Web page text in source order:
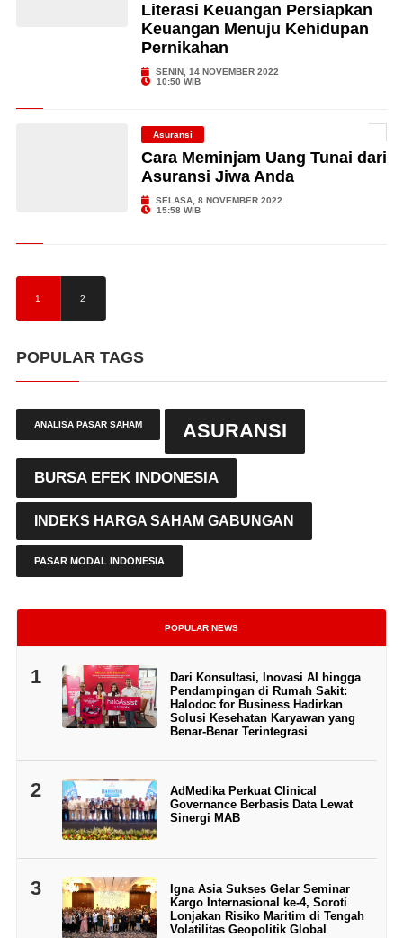
Literasi Keuangan Persiapkan
Keuangan Menuju Kehidupan
Pernikahan
SENIN, 14 NOVEMBER 2022
10:50 WIB
Asuransi
Cara Meminjam Uang Tunai dari
Asuransi Jiwa Anda
SELASA, 8 NOVEMBER 2022
15:58 WIB
1 2
POPULAR TAGS
ANALISA PASAR SAHAM ASURANSI
BURSA EFEK INDONESIA
INDEKS HARGA SAHAM GABUNGAN
PASAR MODAL INDONESIA
POPULAR NEWS
1
Dari Konsultasi, Inovasi AI hingga
Pendampingan di Rumah Sakit:
Halodoc for Business Hadirkan
Solusi Kesehatan Karyawan yang
Benar-Benar Terintegrasi
2
AdMedika Perkuat Clinical
Governance Berbasis Data Lewat
Sinergi MAB
3
Igna Asia Sukses Gelar Seminar
Kargo Internasional ke-4, Soroti
Lonjakan Risiko Maritim di Tengah
Volatilitas Geopolitik Global